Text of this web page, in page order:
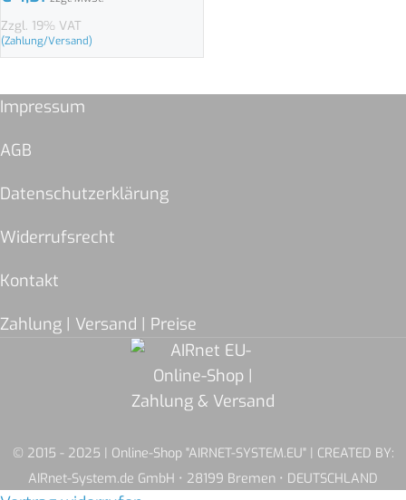
Zzgl. 19% VAT
(Zahlung/Versand)
Impressum
AGB
Datenschutzerklärung
Widerrufsrecht
Kontakt
Zahlung | Versand | Preise
© 2015 - 2025 | Online-Shop "AIRNET-SYSTEM.EU" | CREATED BY:
AIRnet-System.de GmbH • 28199 Bremen • DEUTSCHLAND